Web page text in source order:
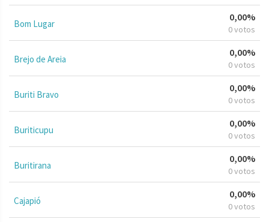
Bom Lugar
0,00%
0 votos
Brejo de Areia
0,00%
0 votos
Buriti Bravo
0,00%
0 votos
Buriticupu
0,00%
0 votos
Buritirana
0,00%
0 votos
Cajapió
0,00%
0 votos